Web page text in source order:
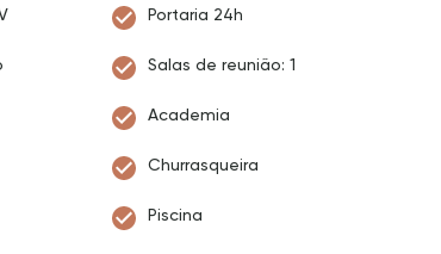
Portaria 24h
Salas de reunião: 1
Academia
Churrasqueira
Piscina